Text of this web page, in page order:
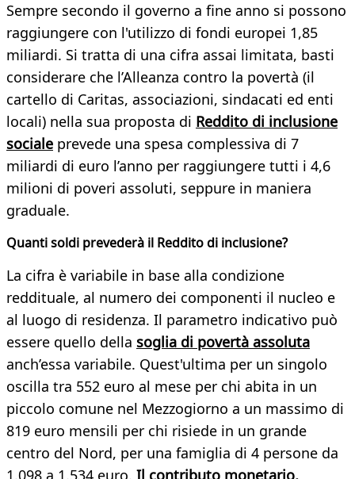
Sempre secondo il governo a fine anno si possono
raggiungere con l'utilizzo di fondi europei 1,85
miliardi. Si tratta di una cifra assai limitata, basti
considerare che l’Alleanza contro la povertà (il
cartello di Caritas, associazioni, sindacati ed enti
locali) nella sua proposta di Reddito di inclusione
sociale prevede una spesa complessiva di 7
miliardi di euro l’anno per raggiungere tutti i 4,6
milioni di poveri assoluti, seppure in maniera
graduale.
Quanti soldi prevederà il Reddito di inclusione?
La cifra è variabile in base alla condizione
reddituale, al numero dei componenti il nucleo e
al luogo di residenza. Il parametro indicativo può
essere quello della soglia di povertà assoluta
anch’essa variabile. Quest'ultima per un singolo
oscilla tra 552 euro al mese per chi abita in un
piccolo comune nel Mezzogiorno a un massimo di
819 euro mensili per chi risiede in un grande
centro del Nord, per una famiglia di 4 persone da
1.098 a 1.534 euro. Il contributo monetario,